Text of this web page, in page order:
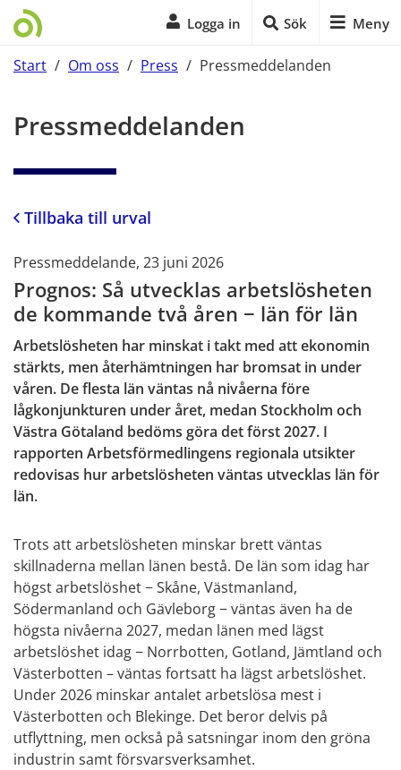
Logga in Sök Meny
Start / Om oss / Press / Pressmeddelanden
Pressmeddelanden
Tillbaka till urval
Pressmeddelande, 23 juni 2026
Prognos: Så utvecklas arbetslösheten
de kommande två åren − län för län
Arbetslösheten har minskat i takt med att ekonomin
stärkts, men återhämtningen har bromsat in under
våren. De flesta län väntas nå nivåerna före
lågkonjunkturen under året, medan Stockholm och
Västra Götaland bedöms göra det först 2027. I
rapporten Arbetsförmedlingens regionala utsikter
redovisas hur arbetslösheten väntas utvecklas län för
län.
Trots att arbetslösheten minskar brett väntas
skillnaderna mellan länen bestå. De län som idag har
högst arbetslöshet − Skåne, Västmanland,
Södermanland och Gävleborg − väntas även ha de
högsta nivåerna 2027, medan länen med lägst
arbetslöshet idag − Norrbotten, Gotland, Jämtland och
Västerbotten – väntas fortsatt ha lägst arbetslöshet.
Under 2026 minskar antalet arbetslösa mest i
Västerbotten och Blekinge. Det beror delvis på
utflyttning, men också på satsningar inom den gröna
industrin samt försvarsverksamhet.